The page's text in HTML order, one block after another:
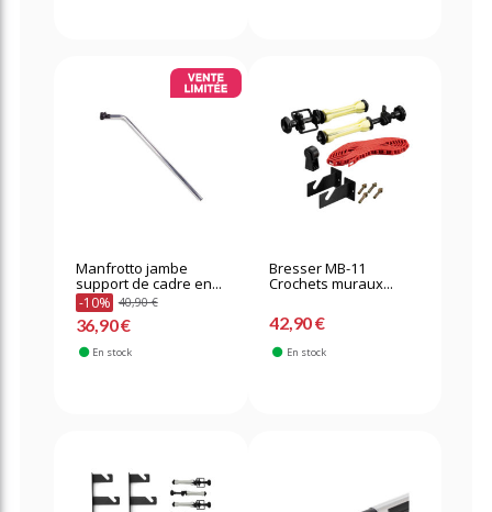
Manfrotto jambe
support de cadre en...
-10% 40,90 €
36,90 €
En stock
Bresser MB-11
Crochets muraux...
42,90 €
En stock